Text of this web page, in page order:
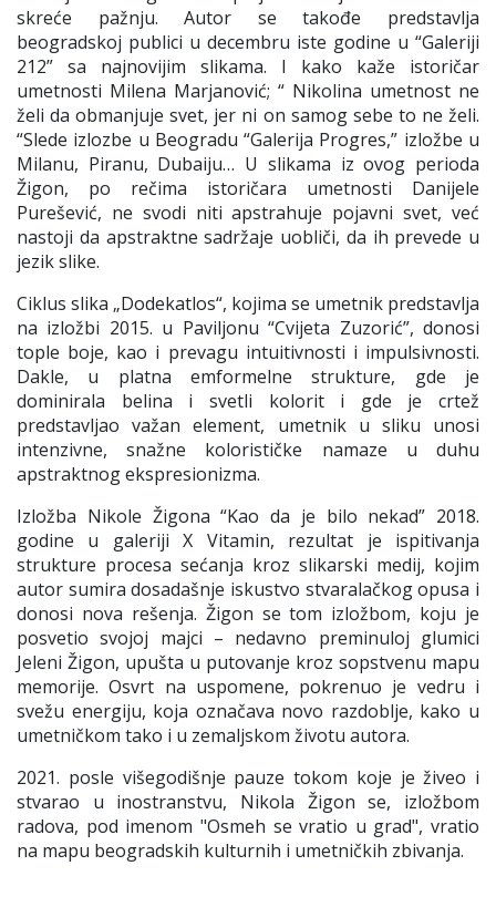
skreće pažnju. Autor se takođe predstavlja
beogradskoj publici u decembru iste godine u “Galeriji
212” sa najnovijim slikama. I kako kaže istoričar
umetnosti Milena Marjanović; “ Nikolina umetnost ne
želi da obmanjuje svet, jer ni on samog sebe to ne želi.
“Slede izlozbe u Beogradu “Galerija Progres,” izložbe u
Milanu, Piranu, Dubaiju… U slikama iz ovog perioda
Žigon, po rečima istoričara umetnosti Danijele
Purešević, ne svodi niti apstrahuje pojavni svet, već
nastoji da apstraktne sadržaje uobliči, da ih prevede u
jezik slike.
Ciklus slika „Dodekatlos“, kojima se umetnik predstavlja
na izložbi 2015. u Paviljonu “Cvijeta Zuzorić”, donosi
tople boje, kao i prevagu intuitivnosti i impulsivnosti.
Dakle, u platna emformelne strukture, gde je
dominirala belina i svetli kolorit i gde je crtež
predstavljao važan element, umetnik u sliku unosi
intenzivne, snažne kolorističke namaze u duhu
apstraktnog ekspresionizma.
Izložba Nikole Žigona “Kao da je bilo nekad” 2018.
godine u galeriji X Vitamin, rezultat je ispitivanja
strukture procesa sećanja kroz slikarski medij, kojim
autor sumira dosadašnje iskustvo stvaralačkog opusa i
donosi nova rešenja. Žigon se tom izložbom, koju je
posvetio svojoj majci – nedavno preminuloj glumici
Jeleni Žigon, upušta u putovanje kroz sopstvenu mapu
memorije. Osvrt na uspomene, pokrenuo je vedru i
svežu energiju, koja označava novo razdoblje, kako u
umetničkom tako i u zemaljskom životu autora.
2021. posle višegodišnje pauze tokom koje je živeo i
stvarao u inostranstvu, Nikola Žigon se, izložbom
radova, pod imenom "Osmeh se vratio u grad", vratio
na mapu beogradskih kulturnih i umetničkih zbivanja.